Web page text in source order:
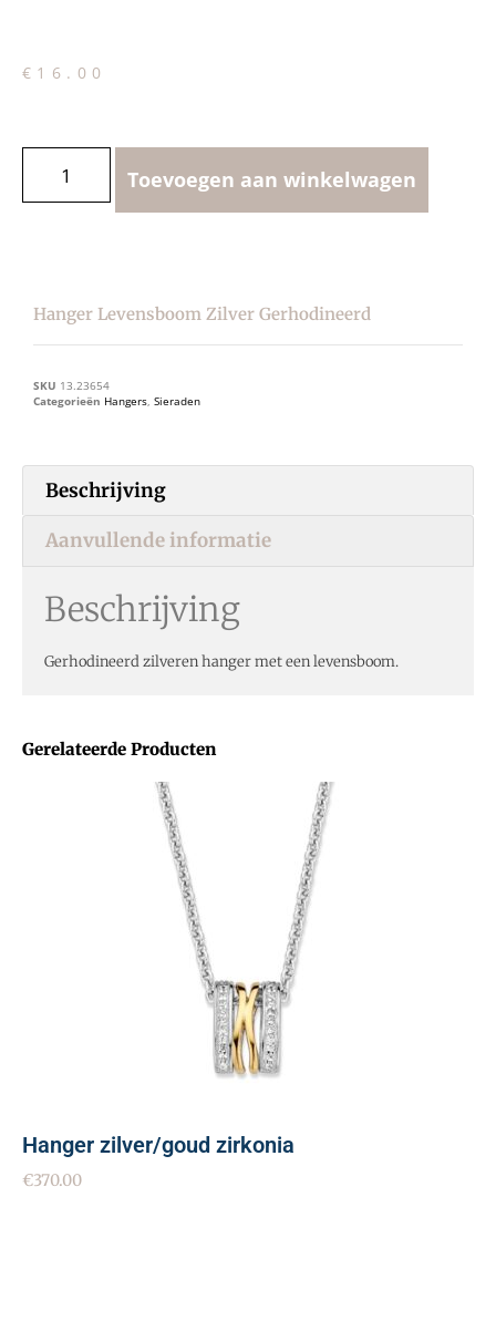
€ 16.00
Toevoegen aan winkelwagen
Gerelateerde Producten
Hanger zilver/goud zirkonia
€370.00
Hanger Levensboom Zilver Gerhodineerd
SKU 13.23654
Categorieën Hangers, Sieraden
Beschrijving
Aanvullende informatie
Beschrijving
Gerhodineerd zilveren hanger met een levensboom.